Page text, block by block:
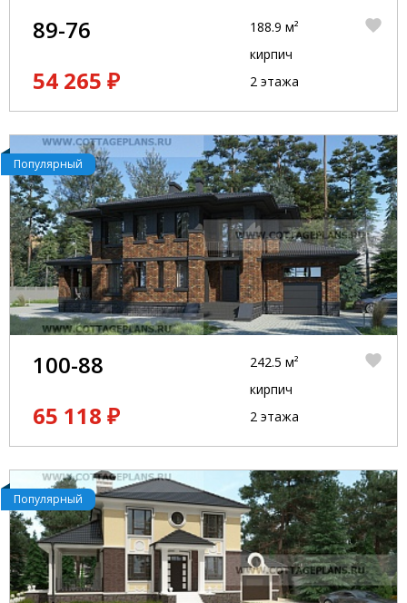
89-76
54 265 ₽
188.9 м²
кирпич
2 этажа
Популярный
100-88
65 118 ₽
242.5 м²
кирпич
2 этажа
Популярный